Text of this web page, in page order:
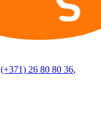
(+371) 26 80 80 36,